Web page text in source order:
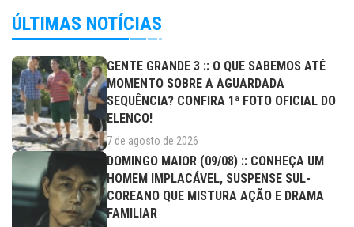
ÚLTIMAS NOTÍCIAS
GENTE GRANDE 3 :: O QUE SABEMOS ATÉ
MOMENTO SOBRE A AGUARDADA
SEQUÊNCIA? CONFIRA 1ª FOTO OFICIAL DO
ELENCO!
7 de agosto de 2026
DOMINGO MAIOR (09/08) :: CONHEÇA UM
HOMEM IMPLACÁVEL, SUSPENSE SUL-
COREANO QUE MISTURA AÇÃO E DRAMA
FAMILIAR